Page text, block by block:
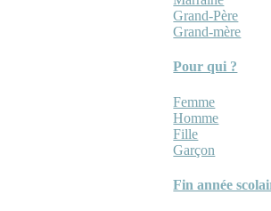
Grand-Père
Grand-mère
Pour qui ?
Femme
Homme
Fille
Garçon
Fin année